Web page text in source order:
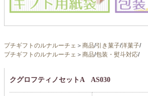
プチギフトのルナルーチェ ＞ 商品/引き菓子/洋菓子/
プチギフトのルナルーチェ ＞ 商品/包装・熨斗対応/
クグロフティノセットA AS030